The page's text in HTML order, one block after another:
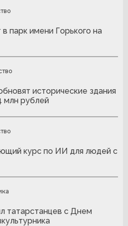
парк имени Горького на
исторические здания
млн рублей
курс по ИИ для людей с
татарстанцев с Днем